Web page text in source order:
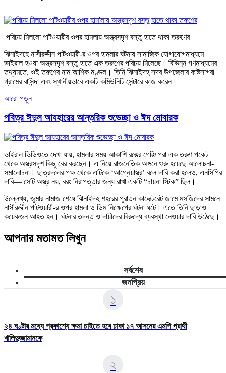
পরিচয় মিললো পাটওয়ারীর ওপর হামলায় অস্ত্রসদৃশ বস্তু হাতে থাকা তরুণের
ঝিনাইদহে নাসীরুদ্দীন পাটওয়ারী-র ওপর হামলার ঘটনায় সামাজিক যোগাযোগমাধ্যমে
ভাইরাল হওয়া অস্ত্রসদৃশ বস্তু হাতে এক তরুণের পরিচয় মিলেছে। বিভিন্ন গণমাধ্যমের
তথ্যমতে, ওই তরুণের নাম আশিক মণ্ডল। তিনি ঝিনাইদহ সদর উপজেলার কাষ্টসাগরা
গ্রামের বাসিন্দা এবং স্থানীয়ভাবে একটি কমিউনিটি সেন্টারে কাজ করেন।
আরো পড়ুন
পবিত্র ঈদুল আযহারের আন্তরিক শুভেচ্ছা ও ঈদ মোবারক
ভাইরাল ভিডিওতে দেখা যায়, হামলার সময় আকাশি রঙের গেঞ্জি পরা এক তরুণ পকেট
থেকে অস্ত্রসদৃশ কিছু বের করছেন। এ নিয়ে রাজনৈতিক অঙ্গনে শুরু হয়েছে আলোচনা-
সমালোচনা। ছাত্রদলের পক্ষ থেকে এটিকে ‘আগ্নেয়াস্ত্র’ বলে দাবি করা হলেও, এনসিপির
দাবি— সেটি অস্ত্র নয়, বরং নিরাপত্তার জন্য রাখা একটি “চায়না স্টিক” ছিল।
উল্লেখ্য, জুমার নামাজ শেষে ঝিনাইদহ শহরের পুরাতন কালেক্টরেট জামে মসজিদের সামনে
নাসীরুদ্দীন পাটওয়ারী-র ওপর হামলা ও ডিম নিক্ষেপের ঘটনা ঘটে। এতে তিনি ছাড়াও
কয়েকজন আহত হন। ঘটনার তদন্ত ও দায়ীদের বিরুদ্ধে ব্যবস্থা নেওয়ার দাবি উঠেছে।
আপনার মতামত লিখুন
সর্বশেষ
জনপ্রিয়
১
২৪ ঘণ্টার মধ্যে প্রকাশ্যে ক্ষমা চাইতে হবে ঢাকা ১৭ আসনের এমপি প্রার্থী
খালিদুজ্জামানকে
২